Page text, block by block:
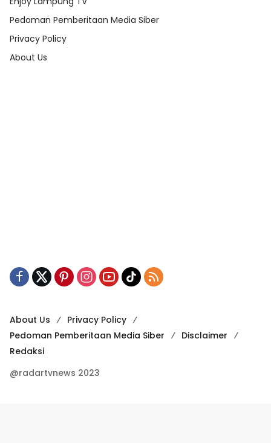
Pedoman Pemberitaan Media Siber
Privacy Policy
About Us
About Us
Privacy Policy
Pedoman Pemberitaan Media Siber
Disclaimer
Redaksi
@radartvnews 2023